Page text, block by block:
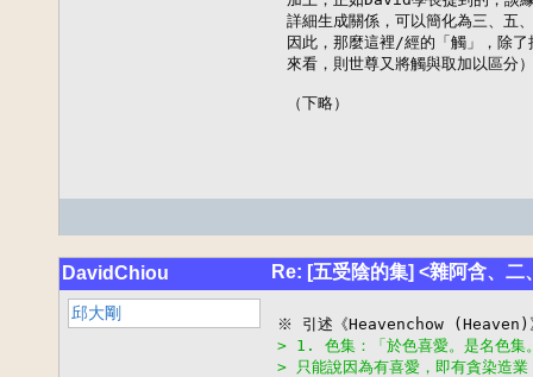
詳細生成關係，可以簡化為三、五
因此，那麼這裡/經的「觸」，除
來看，則世尊又將觸與取加以區分
（下略）
DavidChiou Re: [五受陰的集] <雜阿含、二
邱大剛
> 1. 色集：「於色喜愛。是名色集
> 只能說因為有喜愛，即有貪染造